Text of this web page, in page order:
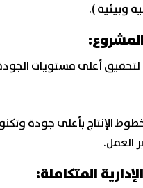
وبيئية ).
لتحقيق أعلى مستويات
الإنتاج بأعلى جودة
العمل.